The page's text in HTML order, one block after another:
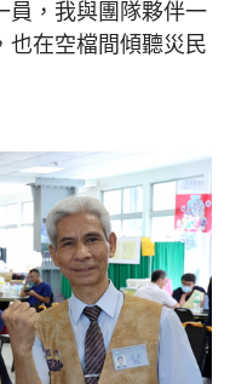
員，我與團隊夥伴一
也在空檔間傾聽災民